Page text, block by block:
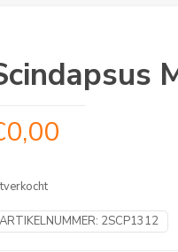
0,00
ARTIKELNUMMER: 2SCP1312